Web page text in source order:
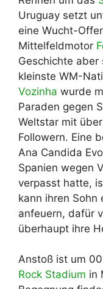
Uruguay setzt
eine Wucht-
Mittelfeldmotor
Geschichte aber
kleinste WM-
Vozinha wurde
Paraden gegen
Weltstar mit
Followern. Eine
Ana Candida
Spanien wegen
verpasst hatte,
kann ihren Sohn
anfeuern, dafür
überhaupt ihre
Anstoß ist um
Rock Stadium in